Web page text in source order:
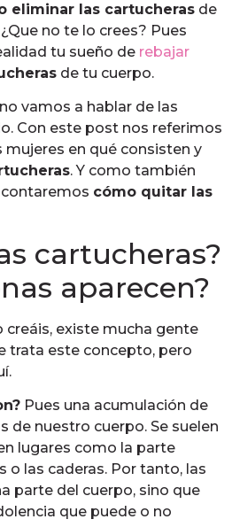
eliminar las cartucheras de
no te lo crees? Pues
tu sueño de rebajar
de tu cuerpo.
vamos a hablar de las
Con este post nos referimos
mujeres en qué consisten y
. Y como también
cómo quitar las
cartucheras?
aparecen?
creáis, existe mucha gente
trata este concepto, pero
Pues una acumulación de
de nuestro cuerpo. Se suelen
lugares como la parte
o las caderas. Por tanto, las
parte del cuerpo, sino que
que puede o no